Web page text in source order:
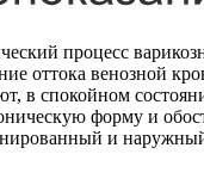
процесс
оттока венозной
в спокойном
форму и
и